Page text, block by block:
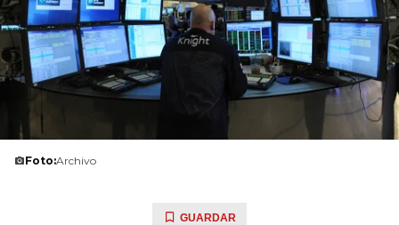
Foto:Archivo
GUARDAR